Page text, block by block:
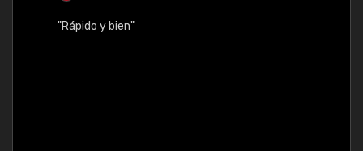
"Rápido y bien"